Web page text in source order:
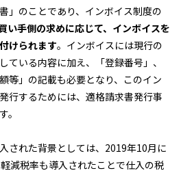
」のことであり、インボイス制度の
い手側の求めに応じて、インボイスを
けられます。インボイスには現行の
ている内容に加え、「登録番号」、
等」の記載も必要となり、このイン
行するためには、適格請求書発行事
。
された背景としては、2019年10月に
減税率も導入されたことで仕入の税